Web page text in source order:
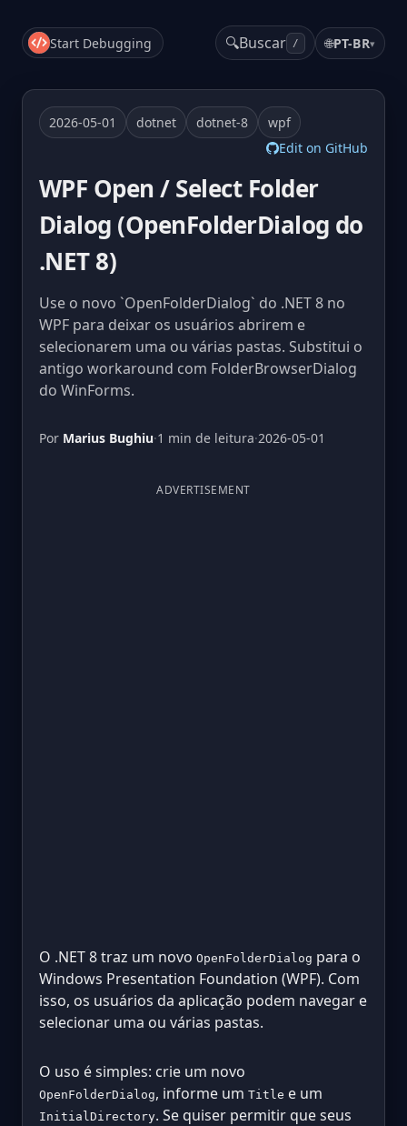
Start Debugging 🔍Buscar / 🌐PT-BR▾
2026-05-01 dotnet dotnet-8
wpf
Edit on GitHub
WPF Open / Select Folder
Dialog (OpenFolderDialog do
.NET 8)
Use o novo `OpenFolderDialog` do .NET 8 no
WPF para deixar os usuários abrirem e
selecionarem uma ou várias pastas. Substitui o
antigo workaround com FolderBrowserDialog
do WinForms.
Por Marius Bughiu·1 min de leitura·2026-05-01
ADVERTISEMENT
O .NET 8 traz um novo OpenFolderDialog para o
Windows Presentation Foundation (WPF). Com
isso, os usuários da aplicação podem navegar e
selecionar uma ou várias pastas.
O uso é simples: crie um novo
OpenFolderDialog, informe um Title e um
InitialDirectory. Se quiser permitir que seus